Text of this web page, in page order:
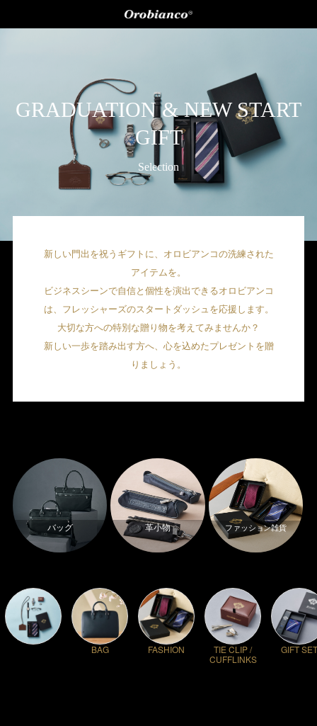
GRADUATION & NEW START
GIFT
Selection
新しい門出を祝うギフトに、オロビアンコの洗練された
アイテムを。
ビジネスシーンで自信と個性を演出できるオロビアンコ
は、フレッシャーズのスタートダッシュを応援します。
大切な方への特別な贈り物を考えてみませんか？
新しい一歩を踏み出す方へ、心を込めたプレゼントを贈
りましょう。
バッグ 革小物 ファッション雑貨